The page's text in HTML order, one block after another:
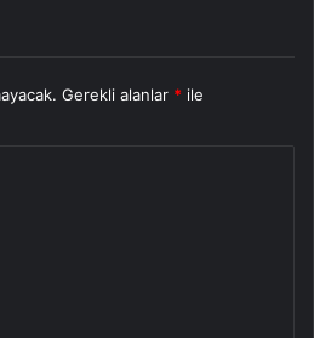
Gerekli alanlar * ile